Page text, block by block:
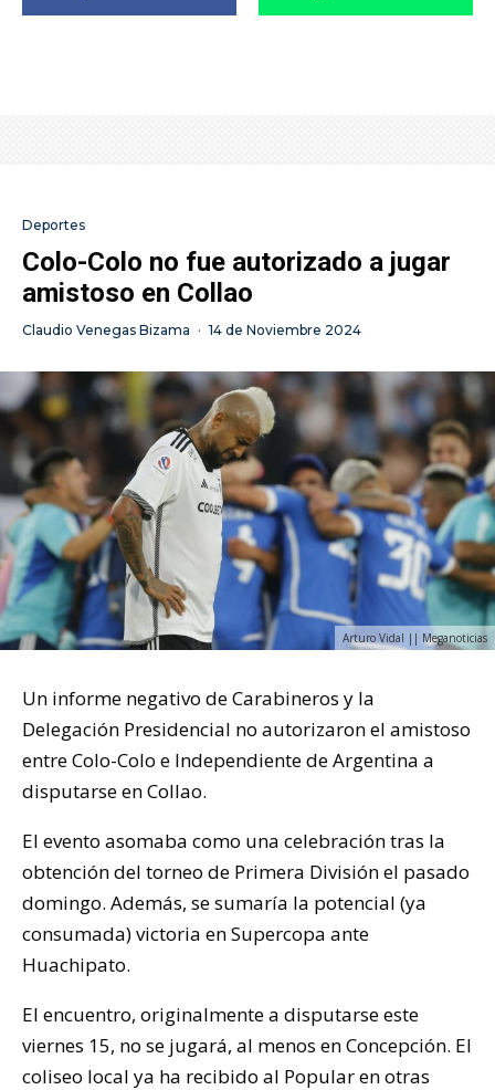
Deportes
Colo-Colo no fue autorizado a jugar
amistoso en Collao
Claudio Venegas Bizama · 14 de Noviembre 2024
Arturo Vidal || Meganoticias
Un informe negativo de Carabineros y la
Delegación Presidencial no autorizaron el amistoso
entre Colo-Colo e Independiente de Argentina a
disputarse en Collao.
El evento asomaba como una celebración tras la
obtención del torneo de Primera División el pasado
domingo. Además, se sumaría la potencial (ya
consumada) victoria en Supercopa ante
Huachipato.
El encuentro, originalmente a disputarse este
viernes 15, no se jugará, al menos en Concepción. El
coliseo local ya ha recibido al Popular en otras